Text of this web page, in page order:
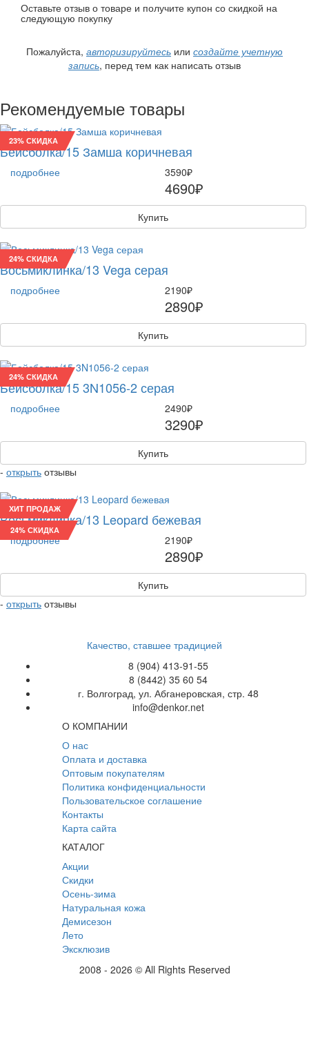
Оставьте отзыв о товаре и получите купон со скидкой на
следующую покупку
Пожалуйста, авторизируйтесь или создайте учетную
запись, перед тем как написать отзыв
Рекомендуемые товары
23% СКИДКА
Бейсболка/15 Замша коричневая
подробнее 3590₽
4690₽
Купить
24% СКИДКА
Восьмиклинка/13 Vega серая
подробнее 2190₽
2890₽
Купить
24% СКИДКА
Бейсболка/15 3N1056-2 серая
подробнее 2490₽
3290₽
Купить
- открыть отзывы
ХИТ ПРОДАЖ
24% СКИДКА
Восьмиклинка/13 Leopard бежевая
подробнее 2190₽
2890₽
Купить
- открыть отзывы
Качество, ставшее традицией
8 (904) 413-91-55
8 (8442) 35 60 54
г. Волгоград, ул. Абганеровская, стр. 48
info@denkor.net
О КОМПАНИИ
О нас
Оплата и доставка
Оптовым покупателям
Политика конфиденциальности
Пользовательское соглашение
Контакты
Карта сайта
КАТАЛОГ
Акции
Скидки
Осень-зима
Натуральная кожа
Демисезон
Лето
Эксклюзив
2008 - 2026 © All Rights Reserved